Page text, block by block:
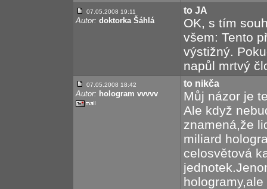
07.05.2008 19:11
Autor: doktorka Šáhlá
to JA
OK, s tím
všem: Tento
výstižný.
napůl mrtvý
07.05.2008 18:42
Autor: hologram vvvvv
to nikča
Můj názor je
Ale když
znamená,že
miliard
celosvětová